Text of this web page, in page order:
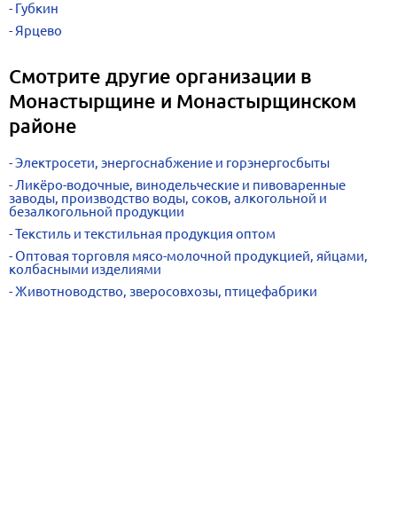
Губкин
Ярцево
Смотрите другие организации в
Монастырщине и Монастырщинском
районе
Электросети, энергоснабжение и горэнергосбыты
Ликёро-водочные, винодельческие и пивоваренные
заводы, производство воды, соков, алкогольной и
безалкогольной продукции
Текстиль и текстильная продукция оптом
Оптовая торговля мясо-молочной продукцией, яйцами,
колбасными изделиями
Животноводство, зверосовхозы, птицефабрики